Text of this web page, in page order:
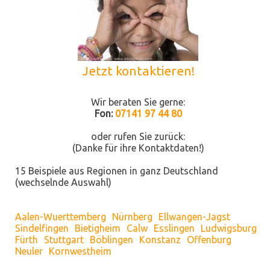
Jetzt kontaktieren!
Wir beraten Sie gerne:
Fon: 07141 97 44 80
oder rufen Sie zurück:
(Danke für ihre Kontaktdaten!)
15 Beispiele aus Regionen in ganz Deutschland
(wechselnde Auswahl)
Aalen-Wuerttemberg Nürnberg
Ellwangen-Jagst
Sindelfingen
Bietigheim Calw Esslingen
Ludwigsburg
Fürth
Stuttgart Böblingen Konstanz
Offenburg
Neuler
Kornwestheim